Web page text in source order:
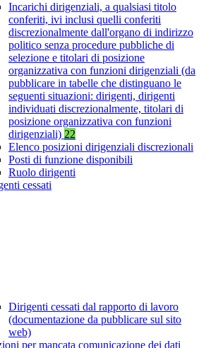
Incarichi dirigenziali, a qualsiasi titolo
conferiti, ivi inclusi quelli conferiti
discrezionalmente dall'organo di indirizzo
politico senza procedure pubbliche di
selezione e titolari di posizione
organizzativa con funzioni dirigenziali (da
pubblicare in tabelle che distinguano le
seguenti situazioni: dirigenti, dirigenti
individuati discrezionalmente, titolari di
posizione organizzativa con funzioni
dirigenziali) 22
Elenco posizioni dirigenziali discrezionali
Posti di funzione disponibili
Ruolo dirigenti
cessati
Dirigenti cessati dal rapporto di lavoro
(documentazione da pubblicare sul sito
web)
per mancata comunicazione dei dati